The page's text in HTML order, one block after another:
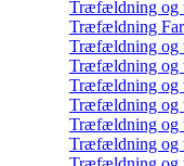
Træfældning og
Træfældning
Træfældning og
Træfældning og
Træfældning og
Træfældning og
Træfældning og
Træfældning og